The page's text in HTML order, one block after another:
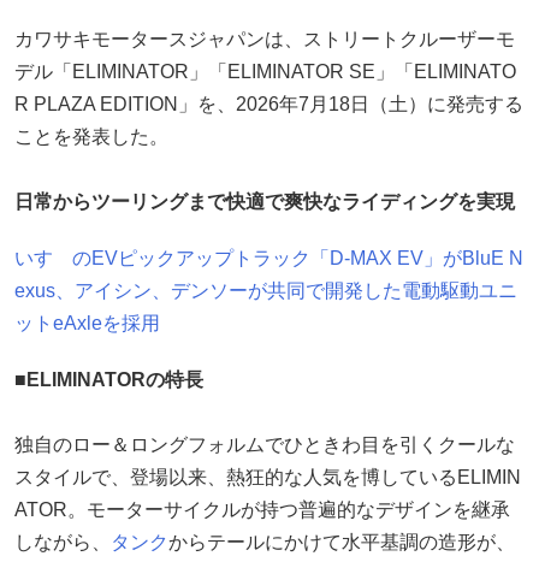
カワサキモータースジャパンは、ストリートクルーザーモ
デル「ELIMINATOR」「ELIMINATOR SE」「ELIMINATO
R PLAZA EDITION」を、2026年7月18日（土）に発売する
ことを発表した。
日常からツーリングまで快適で爽快なライディングを実現
いすゞのEVピックアップトラック「D-MAX EV」がBluE N
exus、アイシン、デンソーが共同で開発した電動駆動ユニ
ットeAxleを採用
■ELIMINATORの特長
独自のロー＆ロングフォルムでひときわ目を引くクールな
スタイルで、登場以来、熱狂的な人気を博しているELIMIN
ATOR。モーターサイクルが持つ普遍的なデザインを継承
しながら、
タンクからテールにかけて水平基調の造形が、